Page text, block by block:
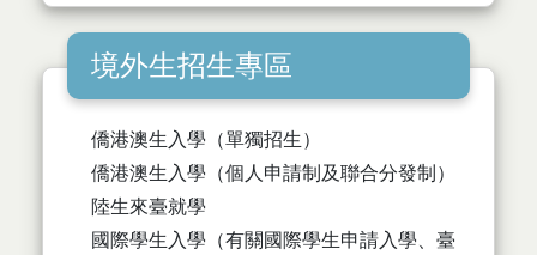
境外生招生專區
僑港澳生入學（單獨招生）
僑港澳生入學（個人申請制及聯合分發制）
陸生來臺就學
國際學生入學 （有關國際學生申請入學、臺